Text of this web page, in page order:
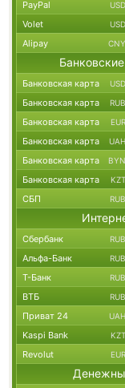
PayPal USD
Volet USD
Alipay CNY
Банковская карта USD
Банковская карта RUB
Банковская карта EUR
Банковская карта UAH
Банковская карта BYN
Банковская карта KZT
СБП RUB
Сбербанк RUB
Альфа-Банк RUB
Т-Банк RUB
ВТБ RUB
Приват 24 UAH
Kaspi Bank KZT
Revolut EUR